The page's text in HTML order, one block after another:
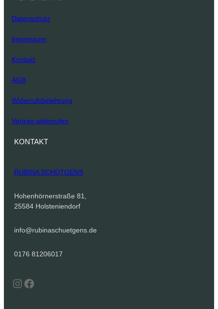
Datenschutz
Impressum
Kontakt
AGB
Widerrufsbelehrung
Vertrag widerrufen
KONTAKT
RUBINA SCHÜTGENS
Hohenhörnerstraße 81,
25584 Holsteniendorf
info@rubinaschuetgens.de
0176 81206017
Instagram Facebook